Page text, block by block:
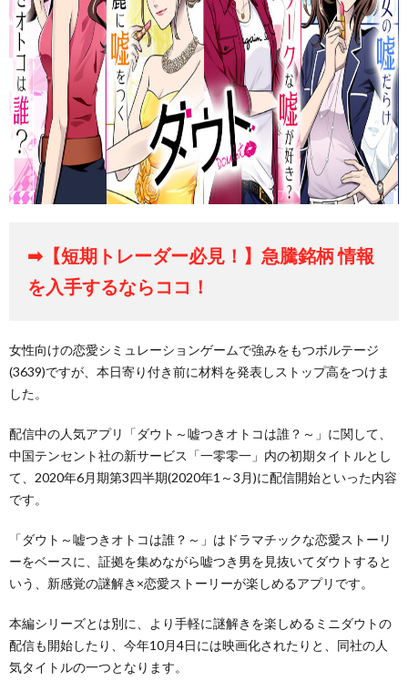
➡【短期トレーダー必見！】急騰銘柄 情報
を入手するならココ！
女性向けの恋愛シミュレーションゲームで強みをもつボルテージ
(3639)ですが、本日寄り付き前に材料を発表しストップ高をつけま
した。
配信中の人気アプリ「ダウト～嘘つきオトコは誰？～」に関して、
中国テンセント社の新サービス「一零零一」内の初期タイトルとし
て、2020年6月期第3四半期(2020年1～3月)に配信開始といった内容
です。
「ダウト～嘘つきオトコは誰？～」はドラマチックな恋愛ストーリ
ーをベースに、証拠を集めながら嘘つき男を見抜いてダウトすると
いう、新感覚の謎解き×恋愛ストーリーが楽しめるアプリです。
本編シリーズとは別に、より手軽に謎解きを楽しめるミニダウトの
配信も開始したり、今年10月4日には映画化されたりと、同社の人
気タイトルの一つとなります。